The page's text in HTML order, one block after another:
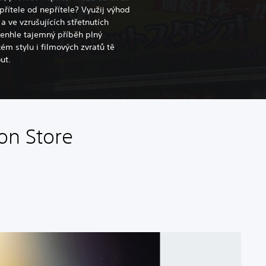
od nepřítele? Využij výhod
ve vzrušujících střetnutích
tajemný příběh plný
stylu i filmových zvratů tě
Store